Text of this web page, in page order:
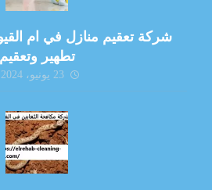
تطهير وتعقيم
23 يونيو، 2024